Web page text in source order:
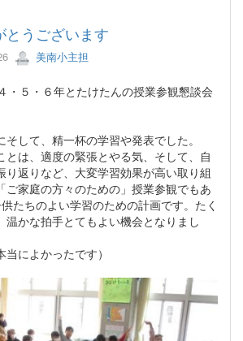
とうございます
美南小主担
・５・６年とたけたんの授業参観懇談会
そして、精一杯の学習や発表でした。
とは、適度の緊張とやる気、そして、自
り返りなど、大変学習効果が高い取り組
ご家庭の方々のための」授業参観でもあ
たちのよい学習のための計画です。たく
温かな拍手とてもよい機会となりまし
当によかったです）